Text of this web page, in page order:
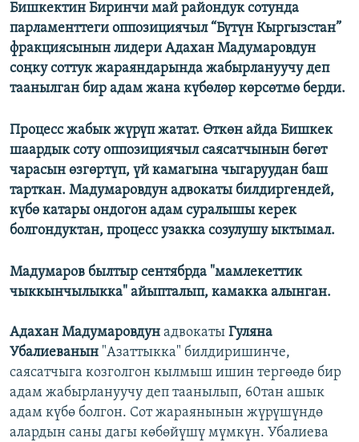
Бишкектин Биринчи май райондук сотунда
парламенттеги оппозициячыл “Бүтүн Кыргызстан”
фракциясынын лидери Адахан Мадумаровдун
соңку соттук жараяндарында жабырлануучу деп
таанылган бир адам жана күбөлөр көрсөтмө берди.
Процесс жабык жүрүп жатат. Өткөн айда Бишкек
шаардык соту оппозициячыл саясатчынын бөгөт
чарасын өзгөртүп, үй камагына чыгаруудан баш
тарткан. Мадумаровдун адвокаты билдиргендей,
күбө катары ондогон адам суралышы керек
болгондуктан, процесс узакка созулушу ыктымал.
Мадумаров былтыр сентябрда "мамлекеттик
чыккынчылыкка" айыпталып, камакка алынган.
Адахан Мадумаровдун адвокаты Гуляна
Убалиеванын "Азаттыкка" билдиришинче,
саясатчыга козголгон кылмыш ишин тергөөдө бир
адам жабырлануучу деп таанылып, 60тан ашык
адам күбө болгон. Сот жараянынын жүрүшүндө
алардын саны дагы көбөйүшү мүмкүн. Убалиева